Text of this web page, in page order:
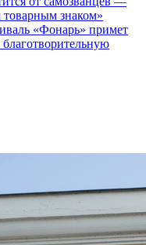
товарным знаком»
«Фонарь» примет